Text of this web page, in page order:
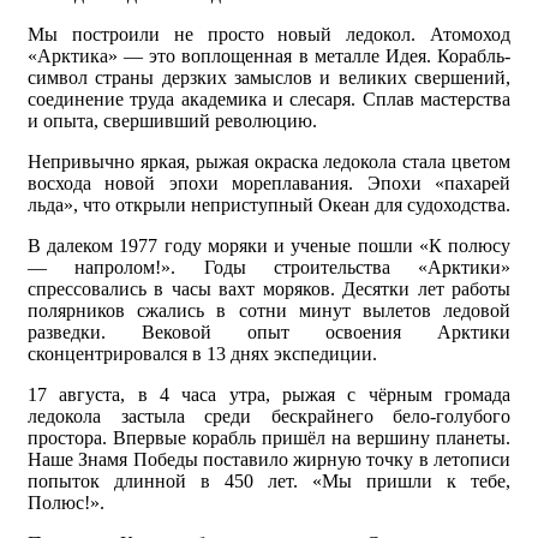
Мы построили не просто новый ледокол. Атомоход
«Арктика» — это воплощенная в металле Идея. Корабль-
символ страны дерзких замыслов и великих свершений,
соединение труда академика и слесаря. Сплав мастерства
и опыта, свершивший революцию.
Непривычно яркая, рыжая окраска ледокола стала цветом
восхода новой эпохи мореплавания. Эпохи «пахарей
льда», что открыли неприступный Океан для судоходства.
В далеком 1977 году моряки и ученые пошли «К полюсу
— напролом!». Годы строительства «Арктики»
спрессовались в часы вахт моряков. Десятки лет работы
полярников сжались в сотни минут вылетов ледовой
разведки. Вековой опыт освоения Арктики
сконцентрировался в 13 днях экспедиции.
17 августа, в 4 часа утра, рыжая с чёрным громада
ледокола застыла среди бескрайнего бело-голубого
простора. Впервые корабль пришёл на вершину планеты.
Наше Знамя Победы поставило жирную точку в летописи
попыток длинной в 450 лет. «Мы пришли к тебе,
Полюс!».